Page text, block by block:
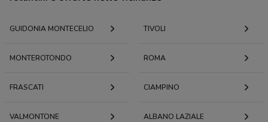
GUIDONIA MONTECELIO TIVOLI
MONTEROTONDO ROMA
FRASCATI CIAMPINO
VALMONTONE ALBANO LAZIALE